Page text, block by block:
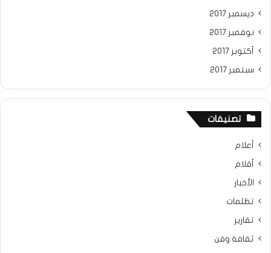
ديسمبر 2017
نوفمبر 2017
أكتوبر 2017
سبتمبر 2017
تصنيفات
أعلام
أقلام
الأخبار
تظلمات
تقارير
ثقافة وفن